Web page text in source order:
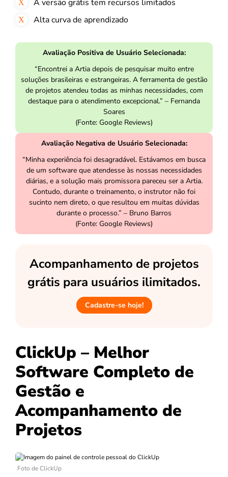
A versão grátis tem recursos limitados
Alta curva de aprendizado
Avaliação Positiva de Usuário Selecionada:
“Encontrei a Artia depois de pesquisar muito entre
soluções brasileiras e estrangeiras. A ferramenta de gestão
de projetos atendeu todas as minhas necessidades, com
destaque para o atendimento excepcional.” – Fernanda
Soares
(Fonte: Google Reviews)
Avaliação Negativa de Usuário Selecionada:
“Minha experiência foi desagradável. Estávamos em busca
de um software que atendesse às nossas necessidades
diárias, e a solução mais promissora pareceu ser a Artia.
Contudo, durante o treinamento, o instrutor não foi
sucinto nem direto, o que resultou em muitas dúvidas
durante o processo.” – Bruno Barros
(Fonte: Google Reviews)
Acompanhamento de projetos
grátis para usuários ilimitados.
Cadastre-se hoje!
ClickUp – Melhor
Software Completo de
Gestão e
Acompanhamento de
Projetos
Foto de ClickUp